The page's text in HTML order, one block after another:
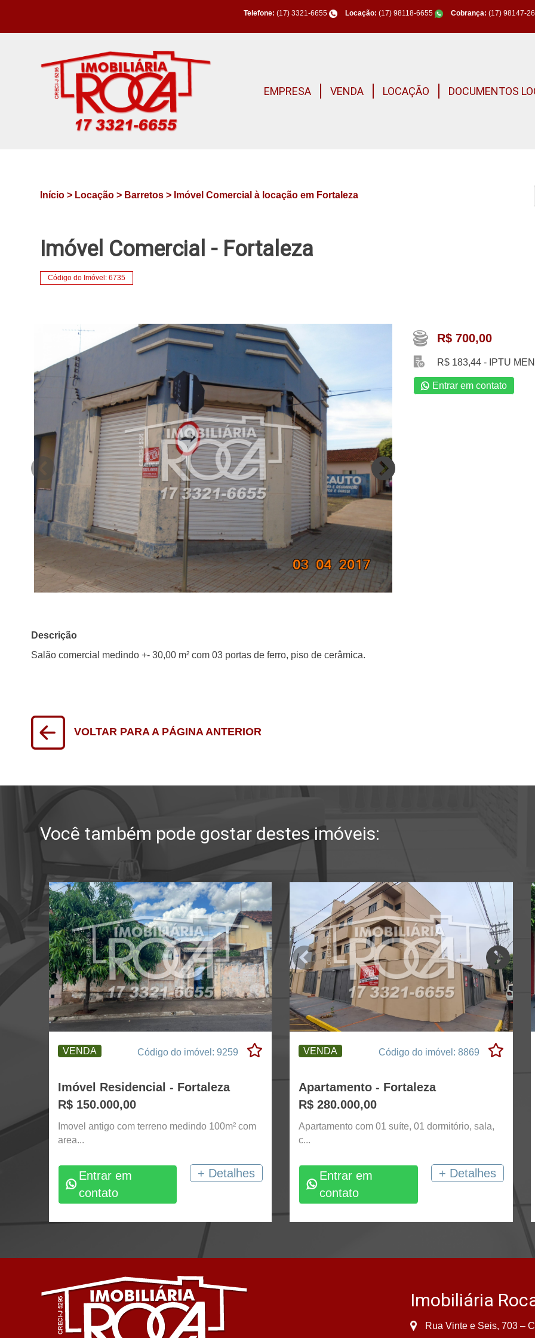
Telefone: (17) 3321-6655 Locação: (17) 98118-6655 Cobrança: (17) 98147-
EMPRESA VENDA LOCAÇÃO DOCUMENTOS
Início > Locação > Barretos > Imóvel Comercial à locação em Fortaleza
Imóvel Comercial - Fortaleza
Código do Imóvel: 6735
R$ 700,00
R$ 183,44 - IPTU
Entrar em contato
Descrição
Salão comercial medindo +- 30,00 m² com 03 portas de ferro, piso de cerâmica.
VOLTAR PARA A PÁGINA ANTERIOR
Você também pode gostar destes imóveis:
VENDA Código do imóvel: 9259
Imóvel Residencial - Fortaleza
R$ 150.000,00
Imovel antigo com terreno medindo 100m² com
area...
Entrar em
contato
+ Detalhes
VENDA Código do imóvel: 8869
Apartamento - Fortaleza
R$ 280.000,00
Apartamento com 01 suíte, 01 dormitório, sala,
c...
Entrar em
contato
+ Detalhes
Imobiliária
Rua Vinte e Seis, 703 –